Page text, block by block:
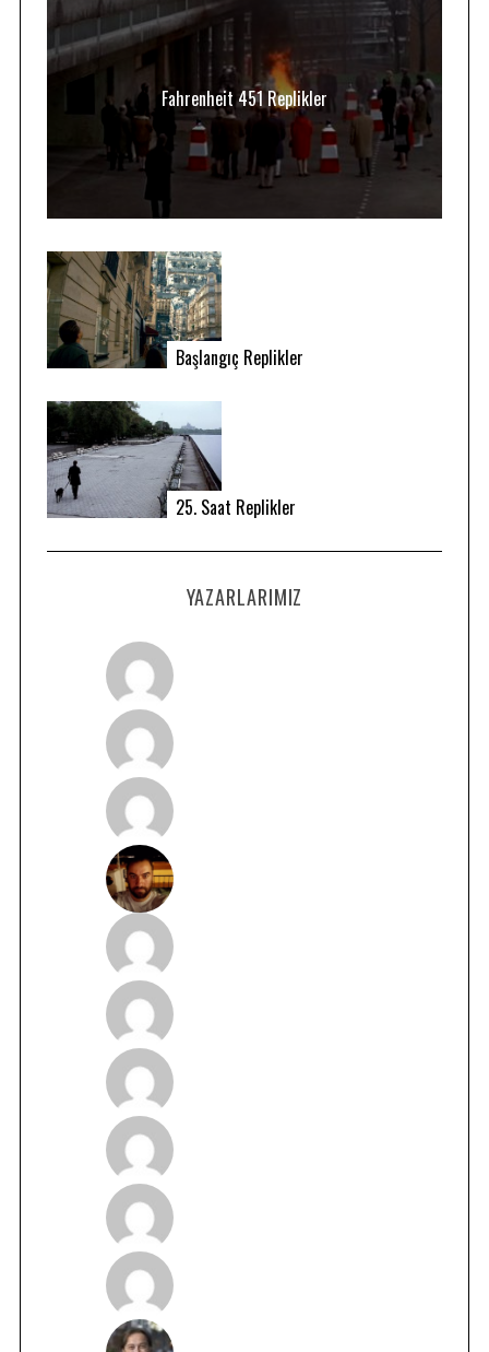
Fahrenheit 451 Replikler
Başlangıç Replikler
25. Saat Replikler
YAZARLARIMIZ